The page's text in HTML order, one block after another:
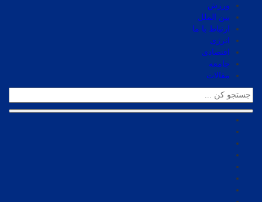
ورزش
بین الملل
ارتباط با ما
انرژی
اقتصادی
جامعه
مقالات